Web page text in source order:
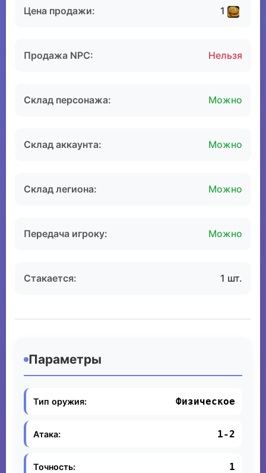
Цена продажи: 1
Продажа NPC: Нельзя
Склад персонажа: Можно
Склад аккаунта: Можно
Склад легиона: Можно
Передача игроку: Можно
Стакается: 1 шт.
Параметры
Тип оружия: Физическое
Атака: 1-2
Точность: 1